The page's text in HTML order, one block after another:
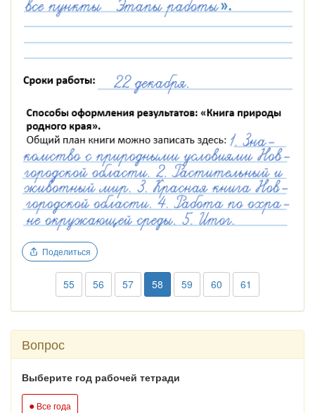
Поделиться
55 56 57 58 59 60 61
Вопрос
Выберите год рабочей тетради
● Все года